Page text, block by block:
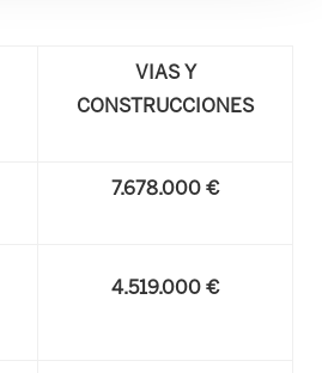
VIAS Y
CONSTRUCCIONES
7.678.000 €
4.519.000 €